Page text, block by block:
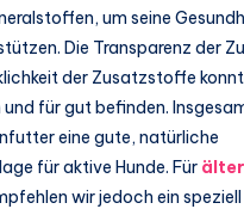
um seine
Die Transparenz der
der Zusatzstoffe
für gut befinden.
eine gute, natürliche
für aktive Hunde. Für
wir jedoch ein speziell